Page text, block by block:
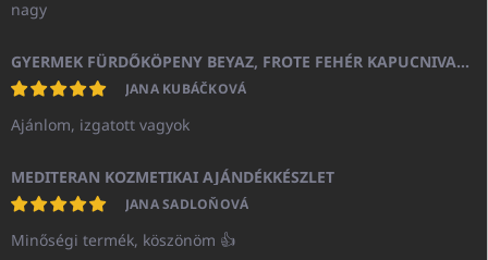
nagy
GYERMEK FÜRDŐKÖPENY BEYAZ, FROTE FEHÉR KAPUCNIVAL (400GR)
JANA KUBÁČKOVÁ
Ajánlom, izgatott vagyok
MEDITERAN KOZMETIKAI AJÁNDÉKKÉSZLET
JANA SADLOŇOVÁ
Minőségi termék, köszönöm 👍